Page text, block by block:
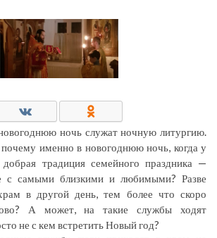
ночь служат ночную литургию.
именно в новогоднюю ночь, когда у
традиция семейного праздника —
с самыми близкими и любимыми? Разве
в другой день, тем более что скоро
А может, на такие службы ходят
не с кем встретить Новый год?